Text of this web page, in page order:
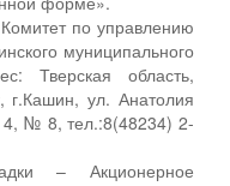
по управлению
муниципального
Тверская область,
г.Кашин, ул. Анатолия
4, № 8, тел.:8(48234) 2-
– Акционерное